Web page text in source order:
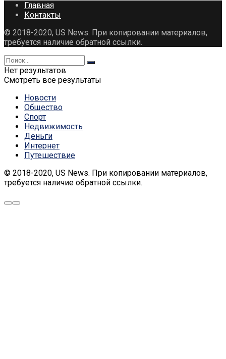
Главная
Контакты
© 2018-2020, US News. При копировании материалов,
требуется наличие обратной ссылки.
Нет результатов
Смотреть все результаты
Новости
Общество
Спорт
Недвижимость
Деньги
Интернет
Путешествие
© 2018-2020, US News. При копировании материалов,
требуется наличие обратной ссылки.